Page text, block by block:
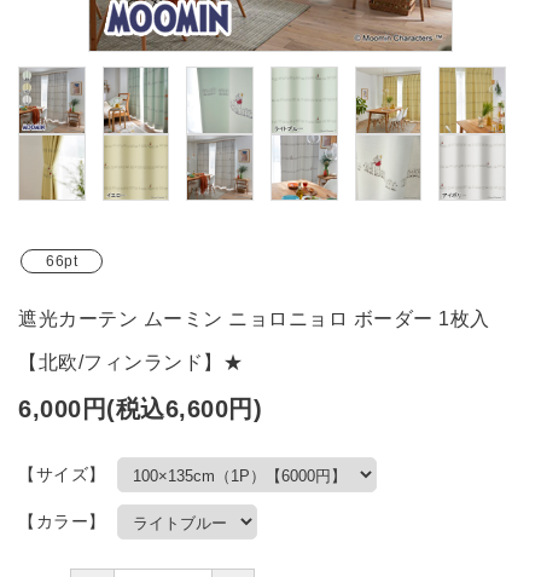
66pt
遮光カーテン ムーミン ニョロニョロ ボーダー 1枚入
【北欧/フィンランド】★
6,000円(税込6,600円)
【サイズ】
【カラー】